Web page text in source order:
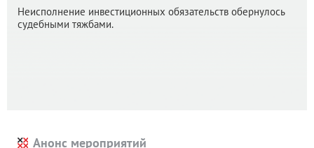
Неисполнение инвестиционных обязательств обернулось
судебными тяжбами.
Анонс мероприятий